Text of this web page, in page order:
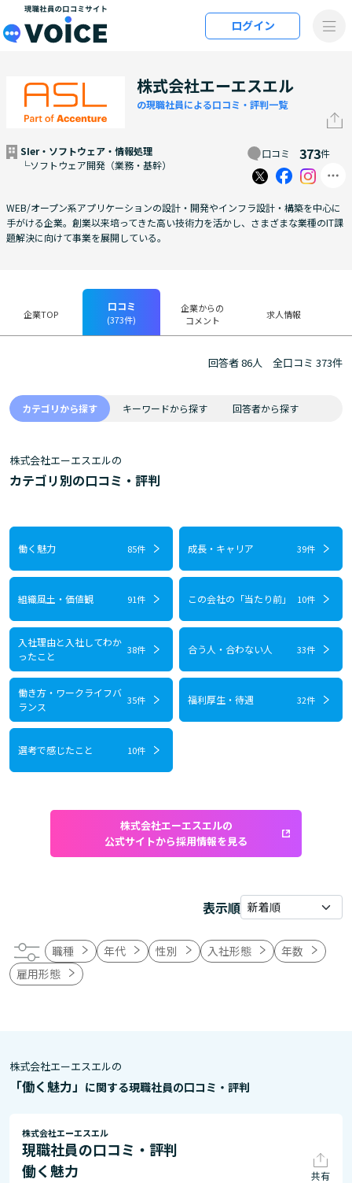
メインコンテンツにスキップ
ログイン
株式会社エーエスエル
の現職社員による口コミ・評判一覧
SIer・ソフトウェア・情報処理
└ソフトウェア開発（業務・基幹）
口コミ 373件
WEB/オープン系アプリケーションの設計・開発やインフラ設計・構築を中心に
手がける企業。創業以来培ってきた高い技術力を活かし、さまざまな業種のIT課
題解決に向けて事業を展開している。
企業TOP
口コミ
(373件)
企業からの
コメント
求人情報
回答者 86人 全口コミ 373件
カテゴリから探す キーワードから探す 回答者から探す
株式会社エーエスエルの
カテゴリ別の口コミ・評判
働く魅力 85件 成長・キャリア 39件
組織風土・価値観 91件 この会社の「当たり前」 10件
入社理由と入社してわか
ったこと
38件 合う人・合わない人 33件
働き方・ワークライフバ
ランス
35件 福利厚生・待遇 32件
選考で感じたこと 10件
株式会社エーエスエルの
公式サイトから採用情報を見る
表示順
職種 年代 性別 入社形態
年数
雇用形態
株式会社エーエスエルの
「働く魅力」 に関する現職社員の口コミ・評判
株式会社エーエスエル
現職社員の口コミ・評判
働く魅力
共有